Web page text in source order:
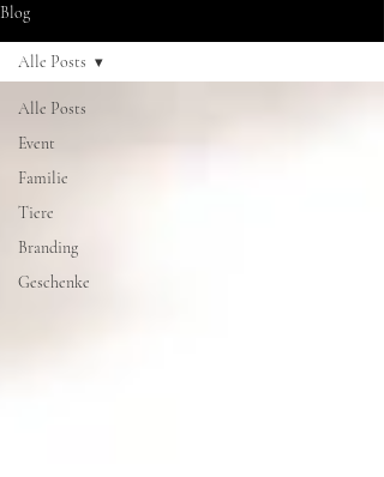
Blog
Alle Posts
Event
Familie
Tiere
Branding
Geschenke
Alle Posts